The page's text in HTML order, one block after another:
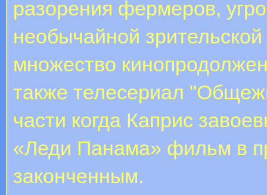
разорения фермеров,
необычайной
множество
также телесериал
части когда Каприс
«Леди Панама» фильм в
законченным.